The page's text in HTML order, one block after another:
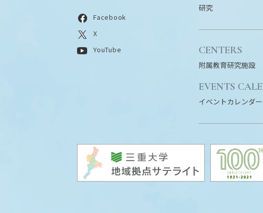
Facebook
X
YouTube
研究
CENTERS
附属教育研究施設
EVENTS
イベントカレンダー